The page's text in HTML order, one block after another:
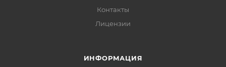
Контакты
Лицензии
ИНФОРМАЦИЯ